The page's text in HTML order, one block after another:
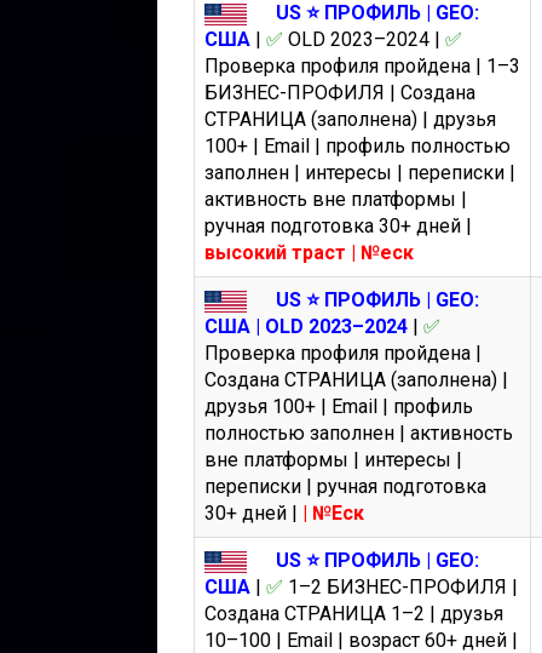
US ⭐️ ПРОФИЛЬ | GEO:
США | ✅ OLD 2023–2024 | ✅
Проверка профиля пройдена | 1–3
БИЗНЕС-ПРОФИЛЯ | Создана
СТРАНИЦА (заполнена) | друзья
100+ | Email | профиль полностью
заполнен | интересы | переписки |
активность вне платформы |
ручная подготовка 30+ дней |
высокий траст | №еск
US ⭐️ ПРОФИЛЬ | GEO:
США | OLD 2023–2024 | ✅
Проверка профиля пройдена |
Создана СТРАНИЦА (заполнена) |
друзья 100+ | Email | профиль
полностью заполнен | активность
вне платформы | интересы |
переписки | ручная подготовка
30+ дней | | №Еск
US ⭐️ ПРОФИЛЬ | GEO:
США | ✅ 1–2 БИЗНЕС-ПРОФИЛЯ |
Создана СТРАНИЦА 1–2 | друзья
10–100 | Email | возраст 60+ дней |